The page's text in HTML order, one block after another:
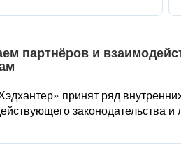
партнёров и
принят ряд
законодательства и